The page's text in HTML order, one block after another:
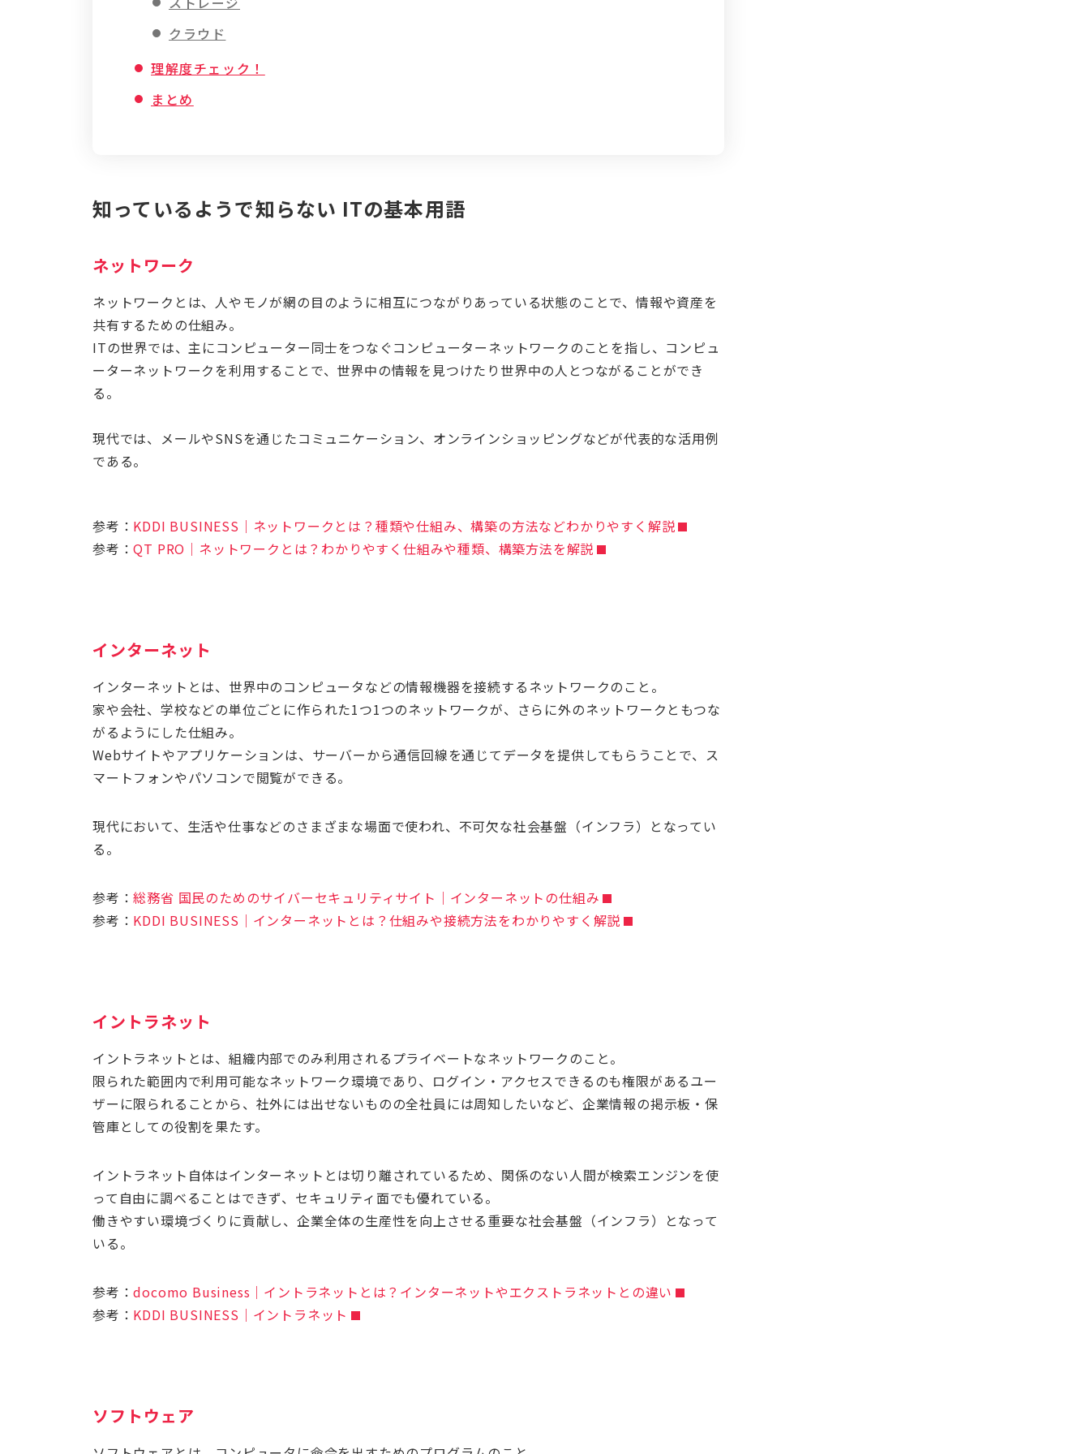
クラウド
理解度チェック！
まとめ
知っているようで知らない ITの基本用語
ネットワーク
ネットワークとは、人やモノが網の目のように相互につながりあっている状態のことで、情報や資産を
共有するための仕組み。
ITの世界では、主にコンピューター同士をつなぐコンピューターネットワークのことを指し、コンピュ
ーターネットワークを利用することで、世界中の情報を見つけたり世界中の人とつながることができ
る。
現代では、メールやSNSを通じたコミュニケーション、オンラインショッピングなどが代表的な活用例
である。
参考： KDDI BUSINESS｜ネットワークとは？種類や仕組み、構築の方法などわかりやすく解説
参考：QT PRO｜ネットワークとは？わかりやすく仕組みや種類、構築方法を解説
インターネット
インターネットとは、世界中のコンピュータなどの情報機器を接続するネットワークのこと。
家や会社、学校などの単位ごとに作られた1つ1つのネットワークが、さらに外のネットワークともつな
がるようにした仕組み。
Webサイトやアプリケーションは、サーバーから通信回線を通じてデータを提供してもらうことで、ス
マートフォンやパソコンで閲覧ができる。
現代において、生活や仕事などのさまざまな場面で使われ、不可欠な社会基盤（インフラ）となってい
る。
参考：総務省 国民のためのサイバーセキュリティサイト｜インターネットの仕組み
参考： KDDI BUSINESS｜インターネットとは？仕組みや接続方法をわかりやすく解説
イントラネット
イントラネットとは、組織内部でのみ利用されるプライベートなネットワークのこと。
限られた範囲内で利用可能なネットワーク環境であり、ログイン・アクセスできるのも権限があるユー
ザーに限られることから、社外には出せないものの全社員には周知したいなど、企業情報の掲示板・保
管庫としての役割を果たす。
イントラネット自体はインターネットとは切り離されているため、関係のない人間が検索エンジンを使
って自由に調べることはできず、セキュリティ面でも優れている。
働きやすい環境づくりに貢献し、企業全体の生産性を向上させる重要な社会基盤（インフラ）となって
いる。
参考：docomo Business｜イントラネットとは？インターネットやエクストラネットとの違い
参考： KDDI BUSINESS｜イントラネット
ソフトウェア